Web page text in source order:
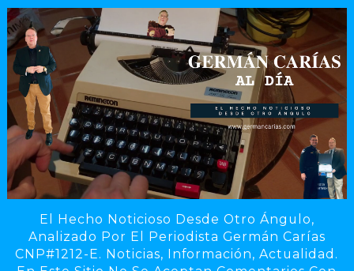
El Hecho Noticioso Desde Otro Ángulo,
Analizado Por El Periodista Germán Carías
CNP#1212-E. Noticias, Información, Actualidad.